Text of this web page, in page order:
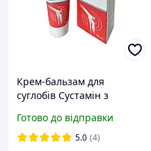
Крем-бальзам для
суглобів Сустамін з
Готово до відправки
5.0 (4)